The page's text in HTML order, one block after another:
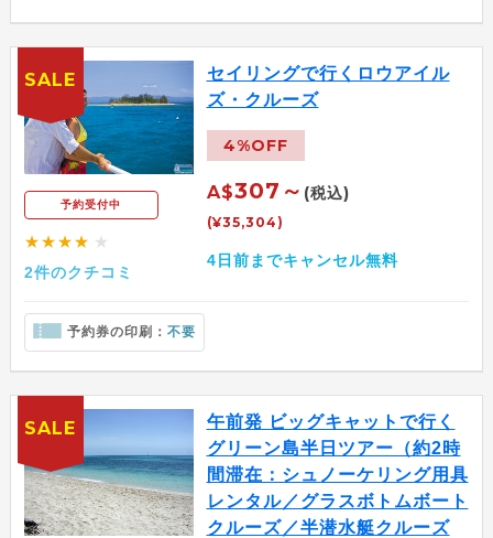
予約受付中
★★★★ ★
2件のクチコミ
セイリングで行くロウアイル
ズ・クルーズ
4%OFF
A$307～ (税込)
(¥35,304)
4日前までキャンセル無料
予約券の印刷： 不要
SALE
午前発 ビッグキャットで行く
グリーン島半日ツアー（約2時
間滞在：シュノーケリング用具
レンタル／グラスボトムボート
クルーズ／半潜水艇クルーズ
SALE